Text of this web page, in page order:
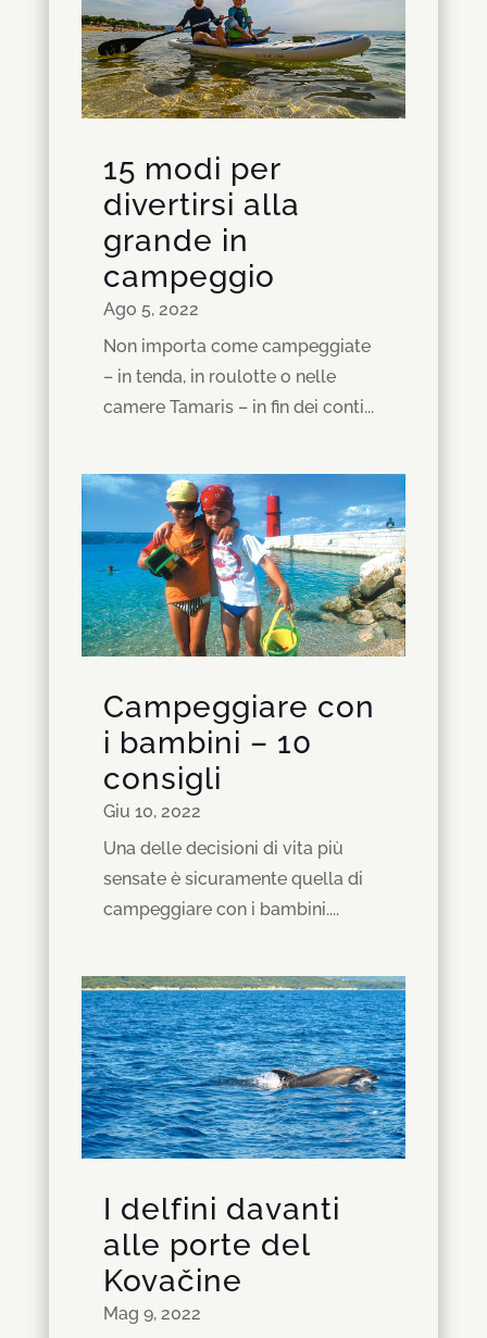
15 modi per
divertirsi alla
grande in
campeggio
Ago 5, 2022
Non importa come campeggiate
– in tenda, in roulotte o nelle
camere Tamaris – in fin dei conti...
Campeggiare con
i bambini – 10
consigli
Giu 10, 2022
Una delle decisioni di vita più
sensate è sicuramente quella di
campeggiare con i bambini....
I delfini davanti
alle porte del
Kovačine
Mag 9, 2022